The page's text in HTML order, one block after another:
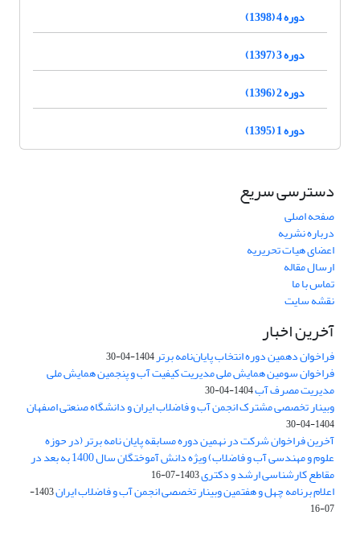
دوره 4 (1398)
دوره 3 (1397)
دوره 2 (1396)
دوره 1 (1395)
دسترسی سریع
صفحه اصلی
درباره نشریه
اعضای هیات تحریریه
ارسال مقاله
تماس با ما
نقشه سایت
آخرین اخبار
فراخوان دهمین دوره انتخاب پایان‌نامه برتر1404-04-30
فراخوان سومین همایش ملی مدیریت کیفیت آب و پنجمین همایش ملی
مدیریت مصرف آب1404-04-30
وبینار تخصصی مشترک انجمن آب و فاضلاب ایران و دانشگاه صنعتی اصفهان
1404-04-30
آخرین فراخوان شرکت در نهمین دوره مسابقه پایان نامه برتر (در حوزه
علوم و مهندسی آب و فاضلاب) ویژه دانش آموختگان سال 1400 به بعد در
مقاطع کارشناسی ارشد و دکتری1403-07-16
اعلام برنامه چهل و هفتمین وبینار تخصصی انجمن آب و فاضلاب ایران
1403-
07-16